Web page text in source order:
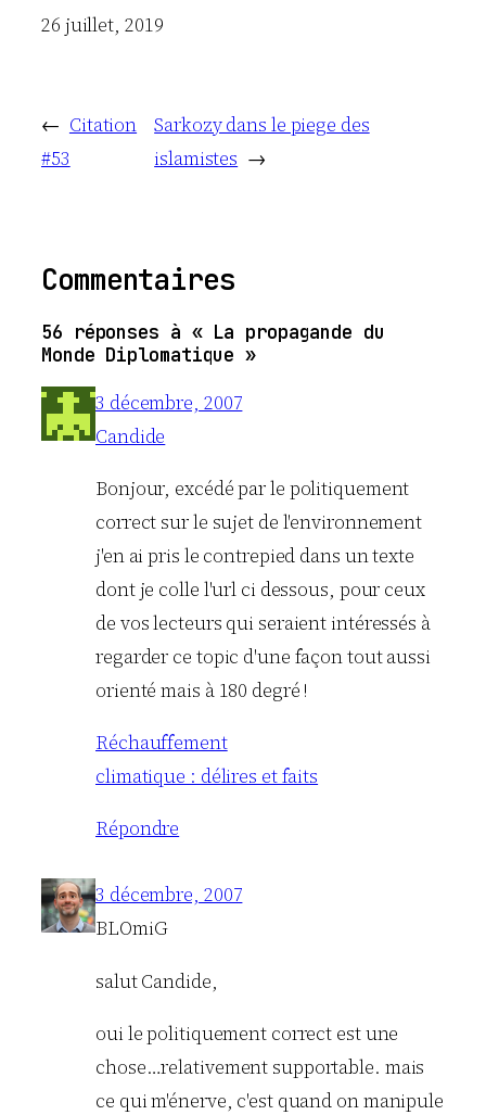
Date
26 juillet, 2019
← Citation
#53
Sarkozy dans le piege des
islamistes →
Commentaires
56 réponses à « La propagande du
Monde Diplomatique »
3 décembre, 2007
Candide
Bonjour, excédé par le politiquement
correct sur le sujet de l'environnement
j'en ai pris le contrepied dans un texte
dont je colle l'url ci dessous, pour ceux
de vos lecteurs qui seraient intéressés à
regarder ce topic d'une façon tout aussi
orienté mais à 180 degré !
Réchauffement
climatique : délires et faits
Répondre
3 décembre, 2007
BLOmiG
salut Candide,
oui le politiquement correct est une
chose…relativement supportable. mais
ce qui m'énerve, c'est quand on manipule